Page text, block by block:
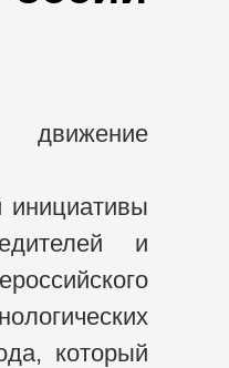
инициативы
и
который